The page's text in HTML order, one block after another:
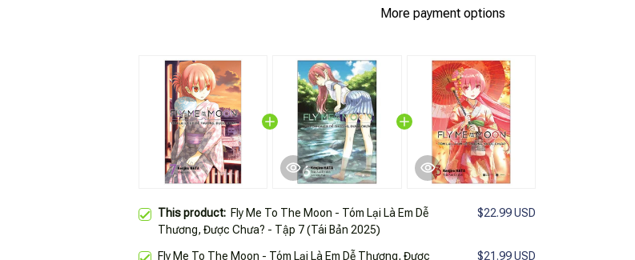
More payment options
This product: Fly Me To The Moon - Tóm Lại Là Em Dễ
Thương, Được Chưa? - Tập 7 (Tái Bản 2025)
$22.99 USD
Fly Me To The Moon - Tóm Lại Là Em Dễ Thương, Được
$21.99 USD